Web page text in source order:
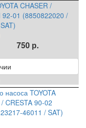
CHASER /
92-01 (8850822020 /
750 р.
насоса TOYOTA
CRESTA 90-02
46011 / SAT)